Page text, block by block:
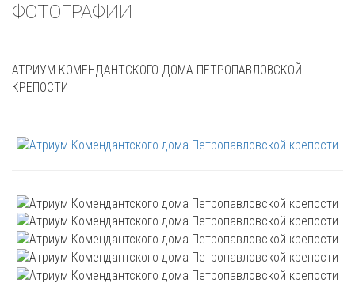
ФОТОГРАФИИ
АТРИУМ КОМЕНДАНТСКОГО ДОМА ПЕТРОПАВЛОВСКОЙ
КРЕПОСТИ